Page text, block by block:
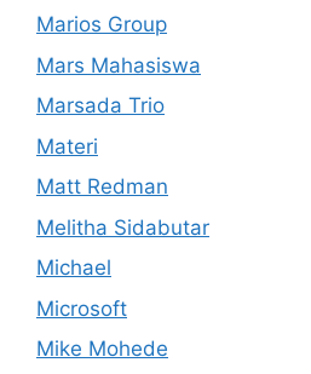
Marios Group
Mars Mahasiswa
Marsada Trio
Materi
Matt Redman
Melitha Sidabutar
Michael
Microsoft
Mike Mohede